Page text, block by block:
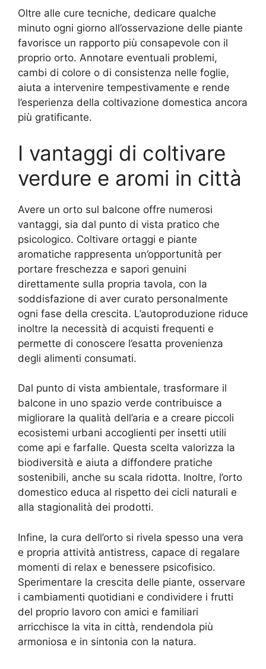
Oltre alle cure tecniche, dedicare qualche
minuto ogni giorno all’osservazione delle piante
favorisce un rapporto più consapevole con il
proprio orto. Annotare eventuali problemi,
cambi di colore o di consistenza nelle foglie,
aiuta a intervenire tempestivamente e rende
l’esperienza della coltivazione domestica ancora
più gratificante.
I vantaggi di coltivare
verdure e aromi in città
Avere un orto sul balcone offre numerosi
vantaggi, sia dal punto di vista pratico che
psicologico. Coltivare ortaggi e piante
aromatiche rappresenta un’opportunità per
portare freschezza e sapori genuini
direttamente sulla propria tavola, con la
soddisfazione di aver curato personalmente
ogni fase della crescita. L’autoproduzione riduce
inoltre la necessità di acquisti frequenti e
permette di conoscere l’esatta provenienza
degli alimenti consumati.
Dal punto di vista ambientale, trasformare il
balcone in uno spazio verde contribuisce a
migliorare la qualità dell’aria e a creare piccoli
ecosistemi urbani accoglienti per insetti utili
come api e farfalle. Questa scelta valorizza la
biodiversità e aiuta a diffondere pratiche
sostenibili, anche su scala ridotta. Inoltre, l’orto
domestico educa al rispetto dei cicli naturali e
alla stagionalità dei prodotti.
Infine, la cura dell’orto si rivela spesso una vera
e propria attività antistress, capace di regalare
momenti di relax e benessere psicofisico.
Sperimentare la crescita delle piante, osservare
i cambiamenti quotidiani e condividere i frutti
del proprio lavoro con amici e familiari
arricchisce la vita in città, rendendola più
armoniosa e in sintonia con la natura.